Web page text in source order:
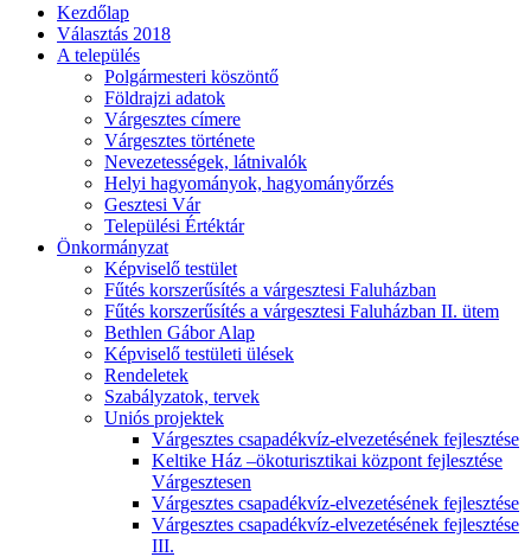
Kezdőlap
Választás 2018
A település
Polgármesteri köszöntő
Földrajzi adatok
Várgesztes címere
Várgesztes története
Nevezetességek, látnivalók
Helyi hagyományok, hagyományőrzés
Gesztesi Vár
Települési Értéktár
Önkormányzat
Képviselő testület
Fűtés korszerűsítés a várgesztesi Faluházban
Fűtés korszerűsítés a várgesztesi Faluházban II. ütem
Bethlen Gábor Alap
Képviselő testületi ülések
Rendeletek
Szabályzatok, tervek
Uniós projektek
Várgesztes csapadékvíz-elvezetésének fejlesztése
Keltike Ház –ökoturisztikai központ fejlesztése
Várgesztesen
Várgesztes csapadékvíz-elvezetésének fejlesztése
Várgesztes csapadékvíz-elvezetésének fejlesztése
III.